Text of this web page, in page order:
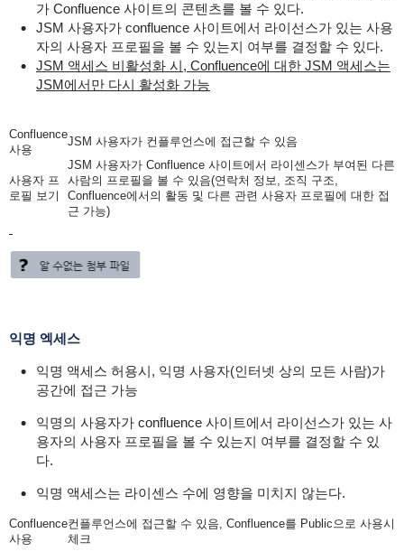
가 Confluence 사이트의 콘텐츠를 볼 수 있다.
JSM 사용자가 confluence 사이트에서 라이선스가 있는 사용
자의 사용자 프로필을 볼 수 있는지 여부를 결정할 수 있다.
JSM 액세스 비활성화 시, Confluence에 대한 JSM 액세스는
JSM에서만 다시 활성화 가능
Confluence
사용
JSM 사용자가 컨플루언스에 접근할 수 있음
사용자 프
로필 보기
JSM 사용자가 Confluence 사이트에서 라이센스가 부여된 다른
사람의 프로필을 볼 수 있음(연락처 정보, 조직 구조,
Confluence에서의 활동 및 다른 관련 사용자 프로필에 대한 접
근 가능)
익명 엑세스
익명 액세스 허용시, 익명 사용자(인터넷 상의 모든 사람)가
공간에 접근 가능
익명의 사용자가 confluence 사이트에서 라이선스가 있는 사
용자의 사용자 프로필을 볼 수 있는지 여부를 결정할 수 있
다.
익명 액세스는 라이센스 수에 영향을 미치지 않는다.
Confluence
사용
컨플루언스에 접근할 수 있음, Confluence를 Public으로 사용시
체크